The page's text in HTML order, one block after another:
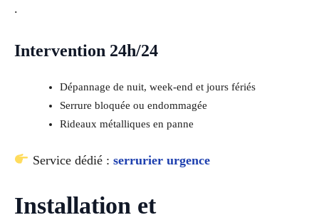
.
Intervention 24h/24
Dépannage de nuit, week-end et jours fériés
Serrure bloquée ou endommagée
Rideaux métalliques en panne
Service dédié : serrurier urgence
Installation et